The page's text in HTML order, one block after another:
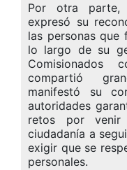
Por otra parte,
expresó su
las personas que
lo largo de su
Comisionados
compartió
manifestó su
autoridades
retos por
ciudadanía a
exigir que se
personales.